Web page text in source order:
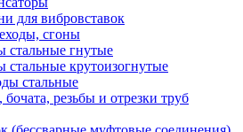
для вибровставок
сгоны
стальные гнутые
стальные крутоизогнутые
стальные
резьбы и отрезки труб